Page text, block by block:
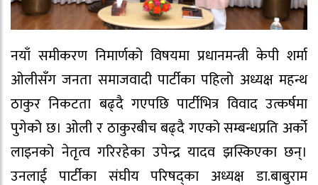
नयाँ समीकरण निमार्णको विषयमा प्रधानमन्त्री केपी शर्मा
ओलीसँग जनता समाजवादी पार्टीका पहिलो अध्यक्ष महन्थ
ठाकुर निकटता बढ्दै गएपछि पार्टीभित्र विवाद उत्कर्षमा
पुगेको छ। ओली र ठाकुरबीच बढ्दै गएको सम्बन्धप्रति अर्को
लाइनको नेतृत्व गरिरहेका उपेन्द्र यादव झस्किएका छन्।
उनलाई पार्टीका संघीय परिषद्का अध्यक्ष डा.बाबुराम